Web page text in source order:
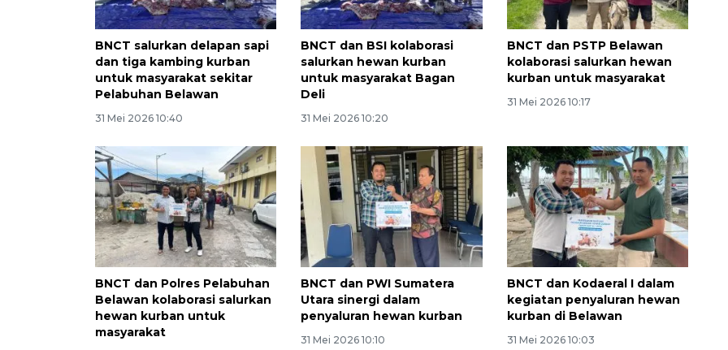
BNCT salurkan delapan sapi
dan tiga kambing kurban
untuk masyarakat sekitar
Pelabuhan Belawan
31 Mei 2026 10:40
BNCT dan BSI kolaborasi
salurkan hewan kurban
untuk masyarakat Bagan
Deli
31 Mei 2026 10:20
BNCT dan PSTP Belawan
kolaborasi salurkan hewan
kurban untuk masyarakat
31 Mei 2026 10:17
BNCT dan Polres Pelabuhan
Belawan kolaborasi salurkan
hewan kurban untuk
masyarakat
BNCT dan PWI Sumatera
Utara sinergi dalam
penyaluran hewan kurban
31 Mei 2026 10:10
BNCT dan Kodaeral I dalam
kegiatan penyaluran hewan
kurban di Belawan
31 Mei 2026 10:03